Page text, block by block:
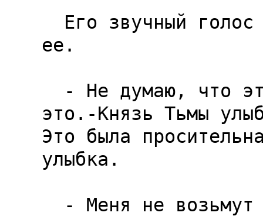
ее.
это.-Князь Тьмы
Это была
улыбка.